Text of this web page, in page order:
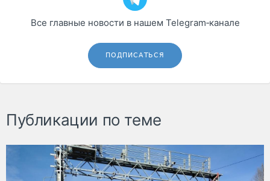
Все главные новости в нашем Telegram‑канале
ПОДПИСАТЬСЯ
Публикации по теме